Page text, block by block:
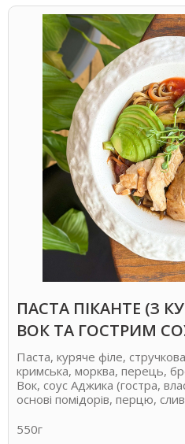
ПАСТА ПІКАНТЕ (З
ВОК ТА ГОСТРИМ
Паста, куряче філе,
кримська, морква, перець,
Вок, соус Аджика (гостра,
основі помідорів, перцю,
550г